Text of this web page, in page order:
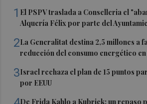
1 El PSPV traslada a Conselleria el
Alquería Félix por parte del
2La Generalitat destina 2,5 millones a
reducción del consumo energético en
3Israel rechaza el plan de 15 puntos
por EEUU
De Frida Kahlo a Kubrick: un repaso